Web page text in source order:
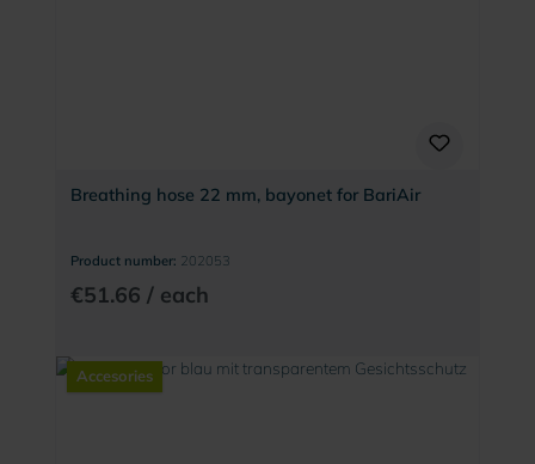
Breathing hose 22 mm, bayonet for BariAir
Product number: 202053
€51.66 / each
Accesories